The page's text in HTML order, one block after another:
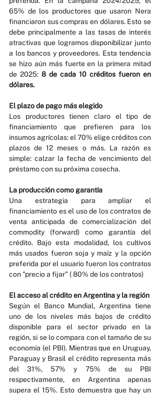
65% de los productores que usaron Nera
financiaron sus compras en dólares. Esto se
debe principalmente a las tasas de interés
atractivas que logramos disponibilizar junto
a los bancos y proveedores. Esta tendencia
se hizo aún más fuerte en la primera mitad
de 2025: 8 de cada 10 créditos fueron en
dólares.
El plazo de pago más elegido
Los productores tienen claro el tipo de
financiamiento que prefieren para los
insumos agrícolas: el 70% elige créditos con
plazos de 12 meses o más. La razón es
simple: calzar la fecha de vencimiento del
préstamo con su próxima cosecha.
La producción como garantía
Una estrategia para ampliar el
financiamiento es el uso de los contratos de
venta anticipada de comercialización del
commodity (forward) como garantía del
crédito. Bajo esta modalidad, los cultivos
más usados fueron soja y maíz y la opción
preferida por el usuario fueron los contratos
con "precio a fijar" ( 80% de los contratos)
El acceso al crédito en Argentina y la región
Según el Banco Mundial, Argentina tiene
uno de los niveles más bajos de crédito
disponible para el sector privado en la
región, si se lo compara con el tamaño de su
economía (el PBI). Mientras que en Uruguay,
Paraguay y Brasil el crédito representa más
del 31%, 57% y 75% de su PBI
respectivamente, en Argentina apenas
supera el 15%. Esto demuestra que hay un